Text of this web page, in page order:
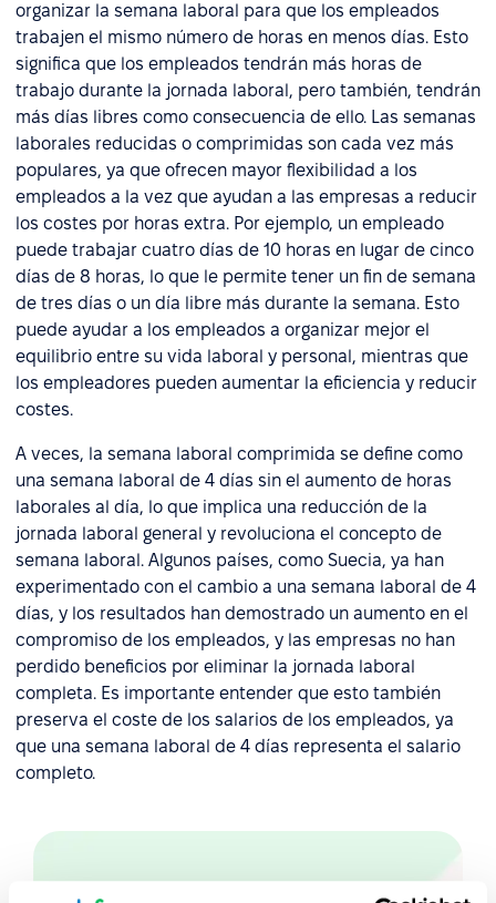
organizar la semana laboral para que los empleados
trabajen el mismo número de horas en menos días. Esto
significa que los empleados tendrán más horas de
trabajo durante la jornada laboral, pero también, tendrán
más días libres como consecuencia de ello. Las semanas
laborales reducidas o comprimidas son cada vez más
populares, ya que ofrecen mayor flexibilidad a los
empleados a la vez que ayudan a las empresas a reducir
los costes por horas extra. Por ejemplo, un empleado
puede trabajar cuatro días de 10 horas en lugar de cinco
días de 8 horas, lo que le permite tener un fin de semana
de tres días o un día libre más durante la semana. Esto
puede ayudar a los empleados a organizar mejor el
equilibrio entre su vida laboral y personal, mientras que
los empleadores pueden aumentar la eficiencia y reducir
costes.
A veces, la semana laboral comprimida se define como
una semana laboral de 4 días sin el aumento de horas
laborales al día, lo que implica una reducción de la
jornada laboral general y revoluciona el concepto de
semana laboral. Algunos países, como Suecia, ya han
experimentado con el cambio a una semana laboral de 4
días, y los resultados han demostrado un aumento en el
compromiso de los empleados, y las empresas no han
perdido beneficios por eliminar la jornada laboral
completa. Es importante entender que esto también
preserva el coste de los salarios de los empleados, ya
que una semana laboral de 4 días representa el salario
completo.